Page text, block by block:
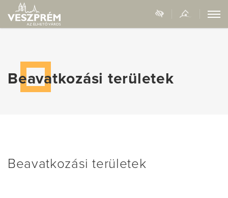
Beavatkozási területek
Beavatkozási területek